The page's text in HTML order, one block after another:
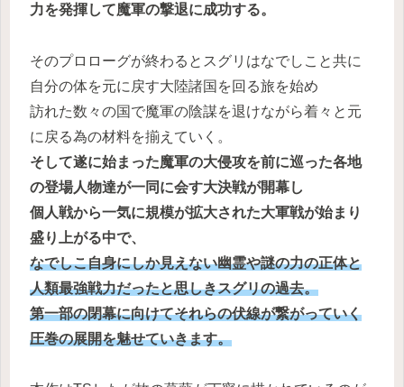
力を発揮して魔軍の撃退に成功する。
そのプロローグが終わるとスグリはなでしこと共に
自分の体を元に戻す大陸諸国を回る旅を始め
訪れた数々の国で魔軍の陰謀を退けながら着々と元
に戻る為の材料を揃えていく。
そして遂に始まった魔軍の大侵攻を前に巡った各地
の登場人物達が一同に会す大決戦が開幕し
個人戦から一気に規模が拡大された大軍戦が始まり
盛り上がる中で、
なでしこ自身にしか見えない幽霊や謎の力の正体と
人類最強戦力だったと思しきスグリの過去。
第一部の閉幕に向けてそれらの伏線が繋がっていく
圧巻の展開を魅せていきます。